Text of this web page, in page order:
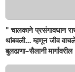
" चालकाने प्रसंगावधान
थांबवली... म्हणून जीव
बुलढाणा–सैलानी